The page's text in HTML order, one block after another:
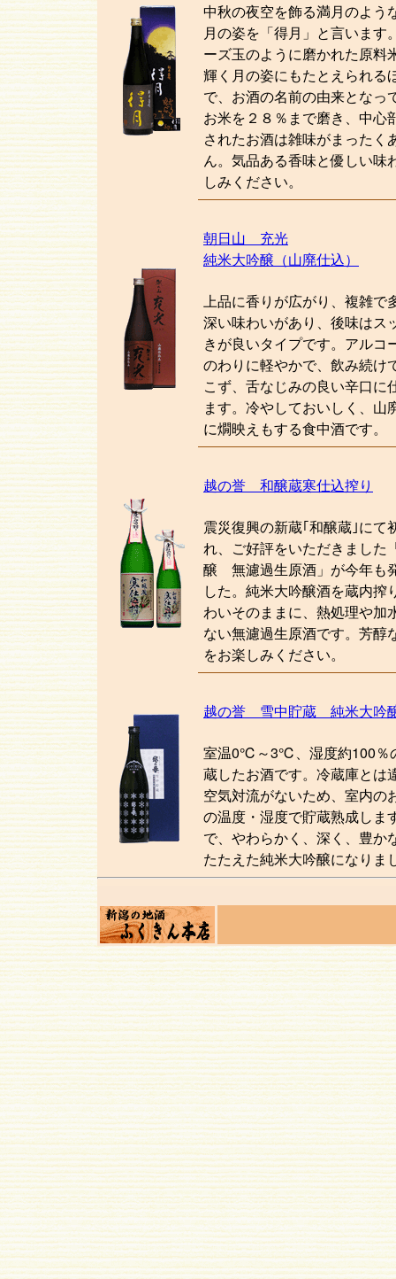
中秋の夜空を飾る満月のよう
月の姿を「得月」と言います
ーズ玉のように磨かれた原料
輝く月の姿にもたとえられる
で、お酒の名前の由来となっ
お米を２８％まで磨き、中心
されたお酒は雑味がまったく
ん。気品ある香味と優しい味
しみください。
朝日山 充光
純米大吟醸（山廃仕込）
上品に香りが広がり、複雑で
深い味わいがあり、後味はス
きが良いタイプです。アルコ
のわりに軽やかで、飲み続け
こず、舌なじみの良い辛口に
ます。冷やしておいしく、山
に燗映えもする食中酒です。
越の誉 和醸蔵寒仕込搾り
震災復興の新蔵｢和醸蔵｣にて
れ、ご好評をいただきました
醸 無濾過生原酒」が今年も
した。純米大吟醸酒を蔵内搾
わいそのままに、熱処理や加
ない無濾過生原酒です。芳醇
をお楽しみください。
越の誉 雪中貯蔵 純米大吟
室温0℃～3℃、湿度約100％
蔵したお酒です。冷蔵庫とは
空気対流がないため、室内の
の温度・湿度で貯蔵熟成しま
で、やわらかく、深く、豊か
たたえた純米大吟醸になりま